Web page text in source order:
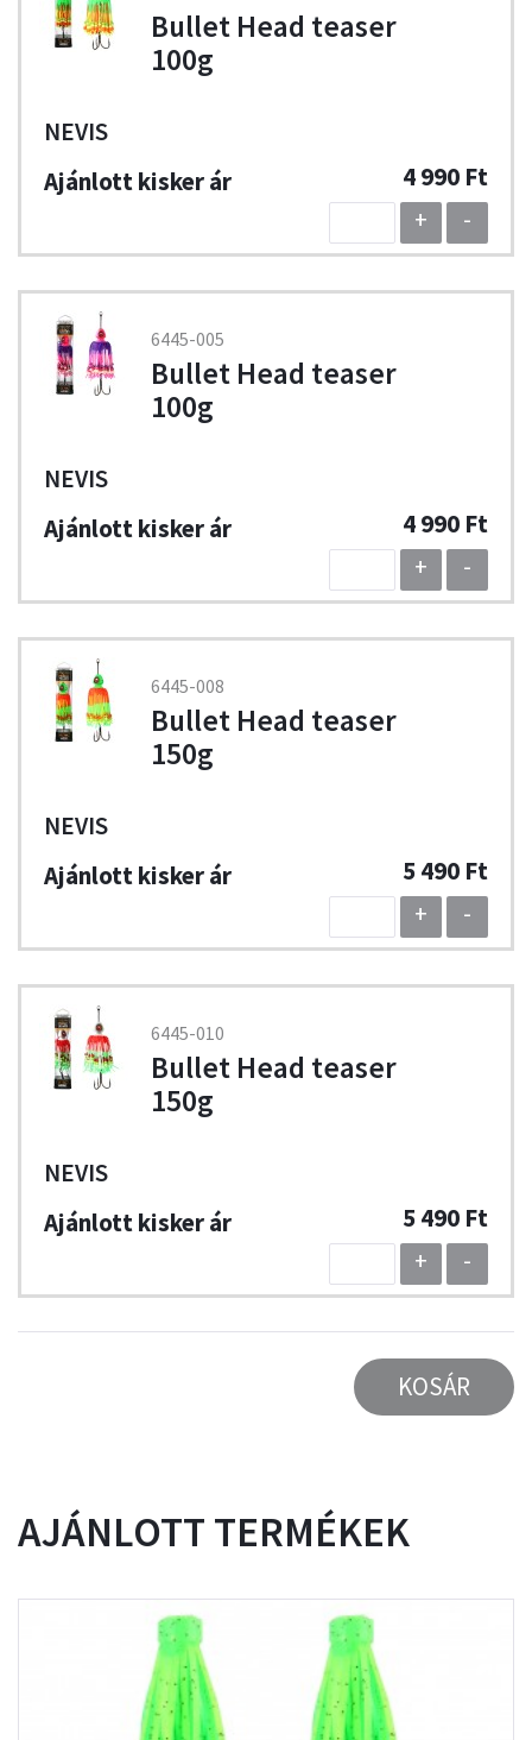
Bullet Head teaser
100g
NEVIS
4 990 Ft
+
-
6445-005
Bullet Head teaser
100g
NEVIS
4 990 Ft
+
-
6445-008
Bullet Head teaser
150g
NEVIS
5 490 Ft
+
-
6445-010
Bullet Head teaser
150g
NEVIS
5 490 Ft
+
-
KOSÁR
AJÁNLOTT TERMÉKEK